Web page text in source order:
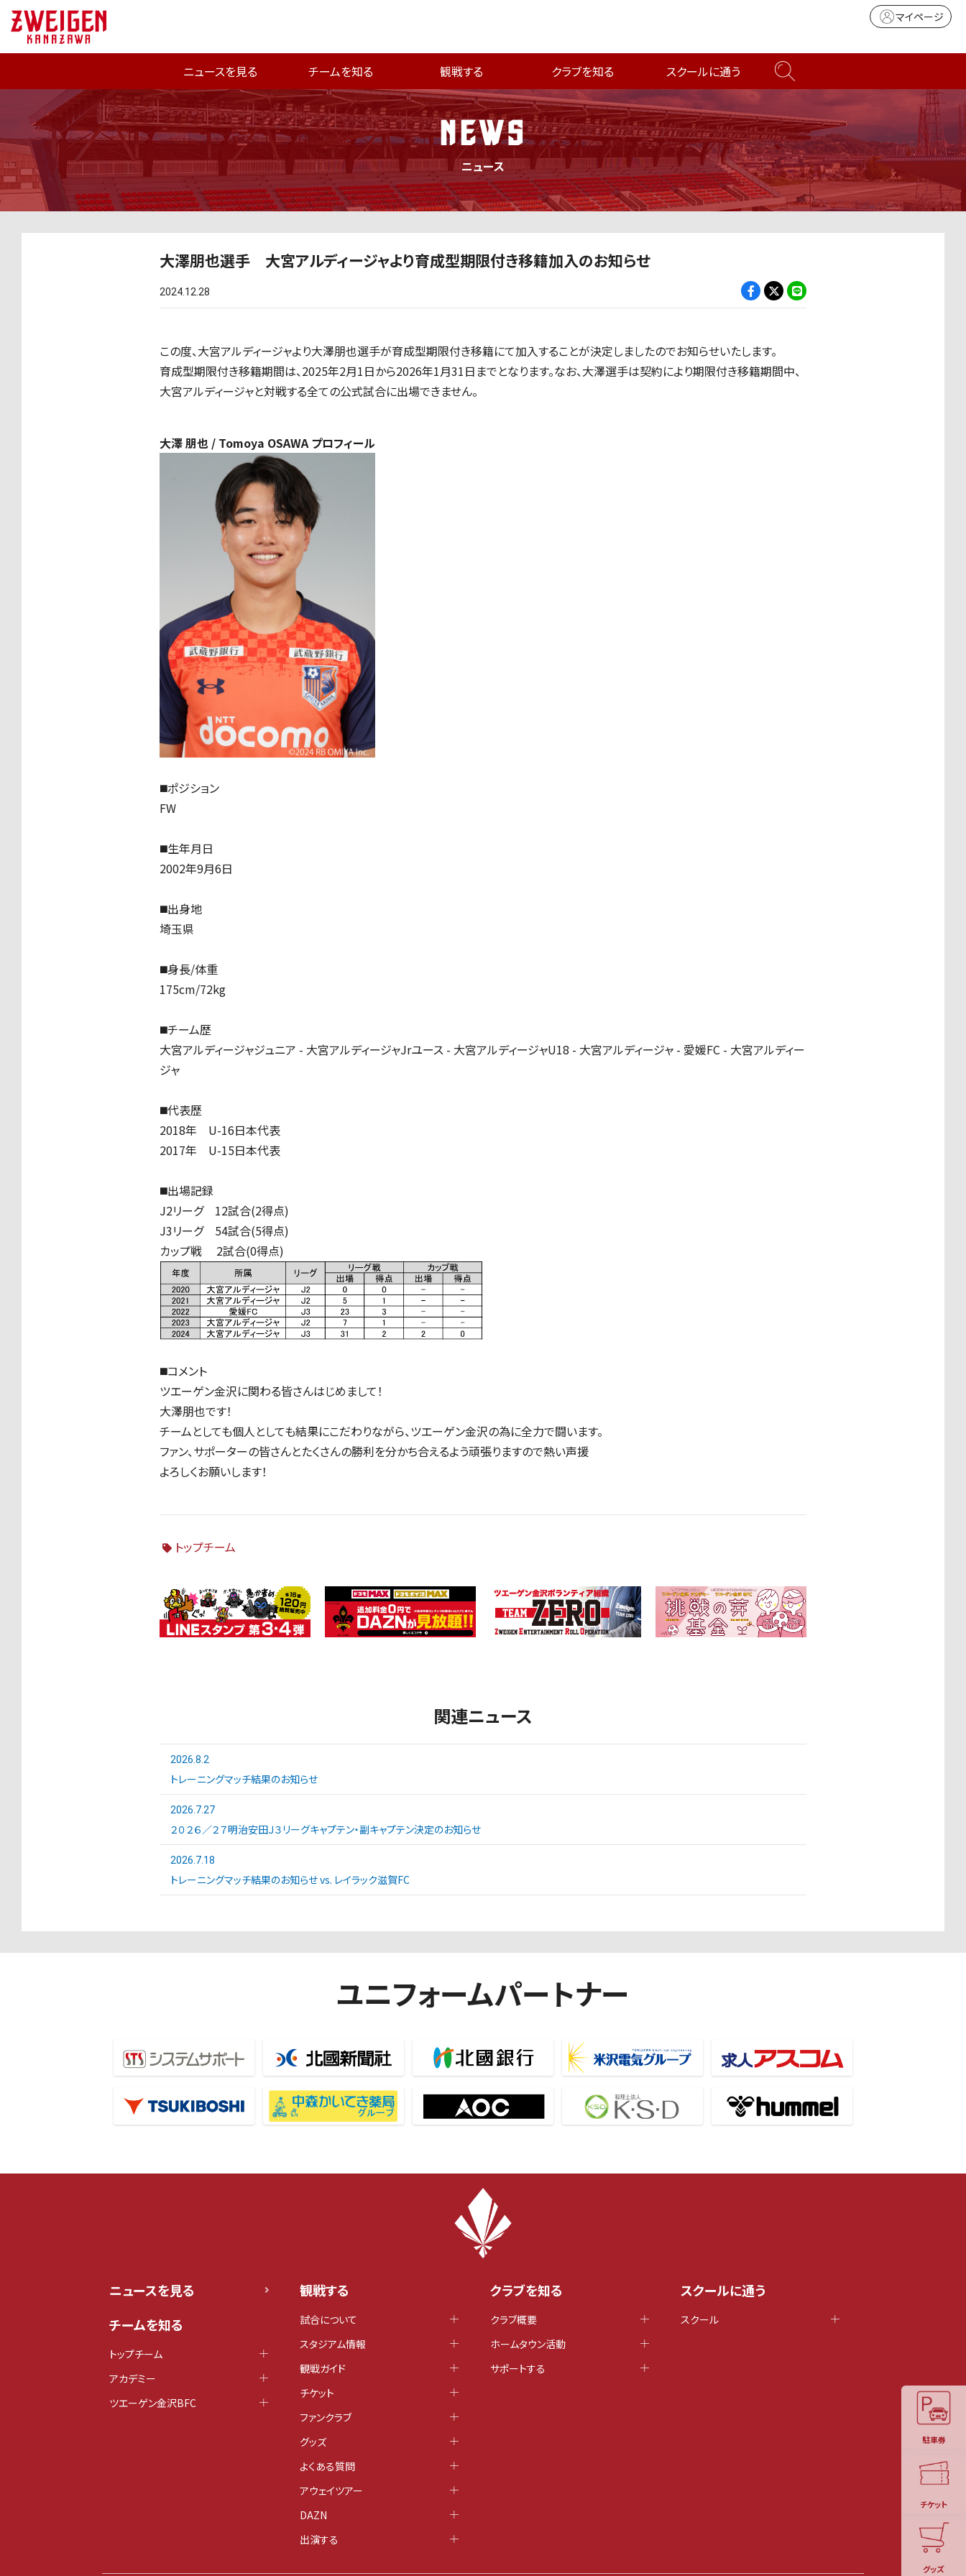
マイページ
ニュースを見る チームを知る 観戦する クラブを知る スクールに通う
NEWS
ニュース
大澤朋也選手 大宮アルディージャより育成型期限付き移籍加入のお知らせ
2024.12.28
この度、大宮アルディージャより大澤朋也選手が育成型期限付き移籍にて加入することが決定しましたのでお知らせいたします。
育成型期限付き移籍期間は、2025年2月1日から2026年1月31日までとなります。なお、大澤選⼿は契約により期限付き移籍期間中、
大宮アルディージャと対戦する全ての公式試合に出場できません。
大澤 朋也 / Tomoya OSAWA プロフィール
◼️ポジション
FW
◼️生年月日
2002年9月6日
◼️出身地
埼玉県
◼️身長/体重
175cm/72kg
◼️チーム歴
大宮アルディージャジュニア - 大宮アルディージャJrユース - 大宮アルディージャU18 - 大宮アルディージャ - 愛媛FC - 大宮アルディー
ジャ
◼️代表歴
2018年 U-16日本代表
2017年 U-15日本代表
◼️出場記録
J2リーグ 12試合(2得点)
J3リーグ 54試合(5得点)
カップ戦 2試合(0得点)
◼️コメント
ツエーゲン金沢に関わる皆さんはじめまして！
大澤朋也です！
チームとしても個人としても結果にこだわりながら、ツエーゲン金沢の為に全力で闘います。
ファン、サポーターの皆さんとたくさんの勝利を分かち合えるよう頑張りますので熱い声援
よろしくお願いします！
トップチーム
関連ニュース
2026.8.2
トレーニングマッチ結果のお知らせ
2026.7.27
２０２６／２７明治安田Ｊ３リーグキャプテン・副キャプテン決定のお知らせ
2026.7.18
トレーニングマッチ結果のお知らせ vs. レイラック滋賀FC
ユニフォームパートナー
駐車券
チケット
グッズ
ニュースを見る
チームを知る
トップチーム
アカデミー
ツエーゲン金沢BFC
観戦する
試合について
スタジアム情報
観戦ガイド
チケット
ファンクラブ
グッズ
よくある質問
アウェイツアー
DAZN
出演する
クラブを知る
クラブ概要
ホームタウン活動
サポートする
スクールに通う
スクール